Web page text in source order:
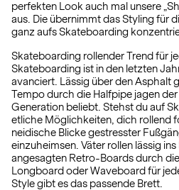
perfekten Look auch mal unsere
aus. Die übernimmt das Styling für
ganz aufs Skateboarding
Skateboarding rollender Trend für
Skateboarding ist in den letzten
avanciert. Lässig über den Asphalt
Tempo durch die Halfpipe jagen
Generation beliebt. Stehst du auf
etliche Möglichkeiten, dich rollend
neidische Blicke gestresster
einzuheimsen. Väter rollen lässig
angesagten Retro-Boards durch
Longboard oder Waveboard für
Style gibt es das passende Brett.